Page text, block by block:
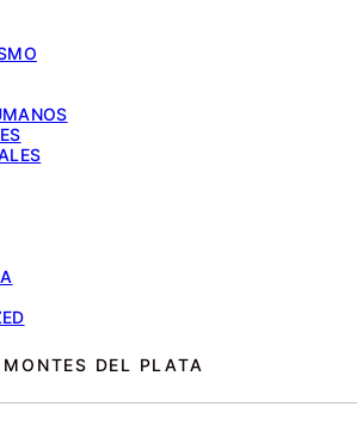
DEL PLATA